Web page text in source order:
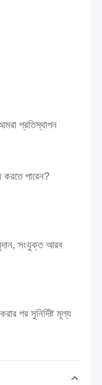
আমরা প্রতিস্থাপন
পারেন?
সুদান, সংযুক্ত আরব
পর সুনির্দিষ্ট মূল্য